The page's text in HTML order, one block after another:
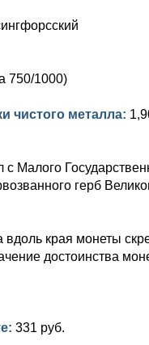
750/1000)
чистого металла:
с Малого
герб
вдоль края монеты
достоинства
331 руб.